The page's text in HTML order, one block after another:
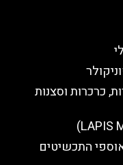
כרכרות וסצנות
התכשיטים